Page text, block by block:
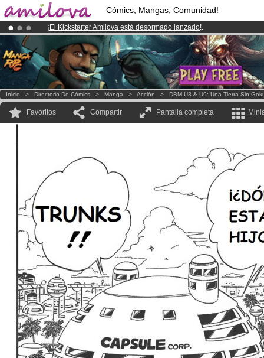
Cómics, Mangas, Comunidad!
¡ El Kickstarter Amilova está desormado lanzado!.
¡Conviertete en Premium por3.95 eurosal mes!Hazte Premium ya
¡Ya tenemos 100000miembrosy 1000 Cómics y Mangas!.
Inicio > Directorio De Cómics > Manga > Acción > DBM U3 & U9: Una Tierra Sin
Favoritos Compartir Pantalla completa